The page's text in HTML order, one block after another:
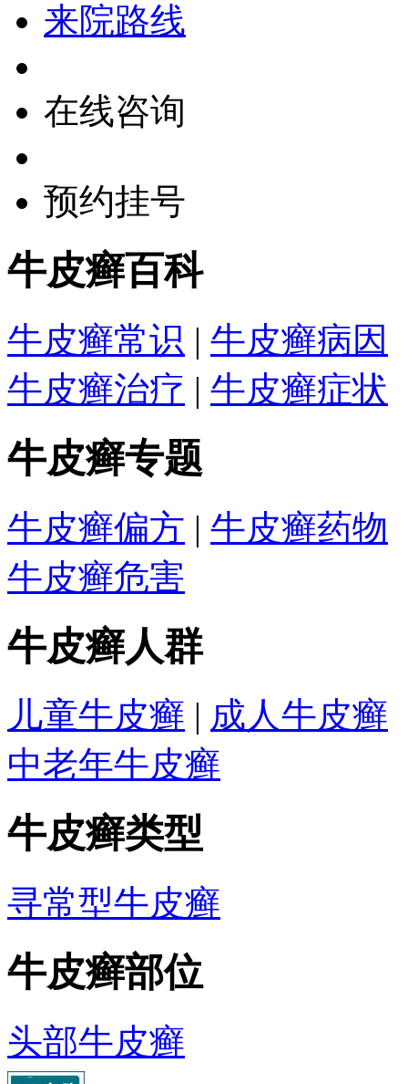
来院路线
在线咨询
预约挂号
牛皮癣百科
牛皮癣常识 | 牛皮癣病因
牛皮癣治疗 | 牛皮癣症状
牛皮癣专题
牛皮癣偏方 | 牛皮癣药物
牛皮癣危害
牛皮癣人群
儿童牛皮癣 | 成人牛皮癣
中老年牛皮癣
牛皮癣类型
寻常型牛皮癣
牛皮癣部位
头部牛皮癣